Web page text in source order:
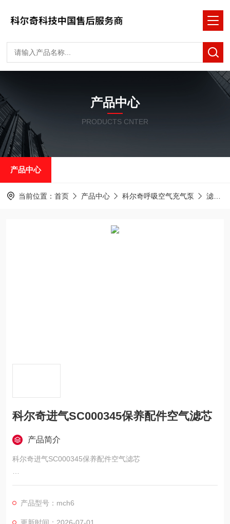
产品中心
PRODUCTS CNTER
产品中心
当前位置： 首页 产品中心 科尔奇呼吸空气充气泵 滤芯
科尔奇进气SC000345保养配件空气滤芯
产品简介
科尔奇进气SC000345保养配件空气滤芯
意大利科尔奇进气滤芯SC000345保养配件空气滤芯
意大利，性能可靠，运行稳定，安全性高。
产品型号：mch6